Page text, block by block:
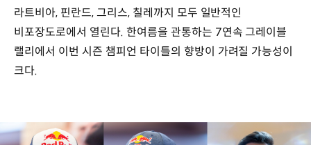
라트비아, 핀란드, 그리스, 칠레까지 모두 일반적인
비포장도로에서 열린다. 한여름을 관통하는 7연속 그레이블
랠리에서 이번 시즌 챔피언 타이틀의 향방이 가려질 가능성이
크다.